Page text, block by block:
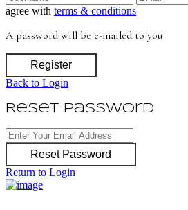
agree with terms & conditions
A password will be e-mailed to you
Register
Back to Login
Reset Password
Reset Password
Return to Login